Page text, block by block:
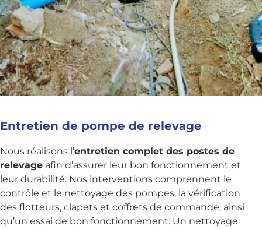
Entretien de pompe de relevage
Nous réalisons l’entretien complet des postes de
relevage afin d’assurer leur bon fonctionnement et
leur durabilité. Nos interventions comprennent le
contrôle et le nettoyage des pompes, la vérification
des flotteurs, clapets et coffrets de commande, ainsi
qu’un essai de bon fonctionnement. Un nettoyage